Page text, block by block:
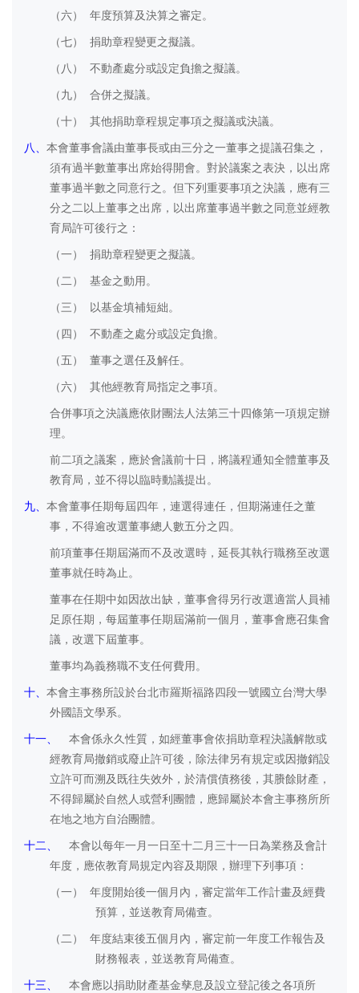
（六） 年度預算及決算之審定。
（七） 捐助章程變更之擬議。
（八） 不動產處分或設定負擔之擬議。
（九） 合併之擬議。
（十） 其他捐助章程規定事項之擬議或決議。
八、
本會董事會議由董事長或由三分之一董事之提議召集之，
須有過半數董事出席始得開會。對於議案之表決，以出席
董事過半數之同意行之。但下列重要事項之決議，應有三
分之二以上董事之出席，以出席董事過半數之同意並經教
育局許可後行之：
（一） 捐助章程變更之擬議。
（二） 基金之動用。
（三） 以基金填補短絀。
（四） 不動產之處分或設定負擔。
（五） 董事之選任及解任。
（六） 其他經教育局指定之事項。
合併事項之決議應依財團法人法第三十四條第一項規定辦
理。
前二項之議案，應於會議前十日，將議程通知全體董事及
教育局，並不得以臨時動議提出。
九、 本會董事任期每屆 四年，連選得連任，但期滿連任之董
事，不得逾改選董事總人數五分之四。
前項董事任期屆滿而不及改選時，延長其執行職務至改選
董事就任時為止。
董事在任期中如因故出缺，董事會得另行改選適當人員補
足原任期，每屆董事任期屆滿前一個月，董事會應召集會
議，改選下屆董事。
董事均為義務職不支任何費用。
十、
本會主事務所設於台北市羅斯福路四段一號國立台灣大學
外國語文學系。
十一、
本會係永久性質，如經董事會依捐助章程決議解散或
經教育局撤銷或廢止許可後，除法律另有規定或因撤銷設
立許可而溯及既往失效外，於清償債務後，其賸餘財產，
不得歸屬於自然人或營利團體，應歸屬於本會主事務所所
在地之地方自治團體。
十二、
本會以每年一月一日至十二月三十一日為業務及會計
年度，應依教育局規定內容及期限，辦理下列事項：
（一）
年度開始後一個月內，審定當年工作計畫及經費
預算，並送教育局備查。
（二）
年度結束後五個月內，審定前一年度工作報告及
財務報表，並送教育局備查。
十三、
本會應以捐助財產基金孳息及設立登記後之各項所